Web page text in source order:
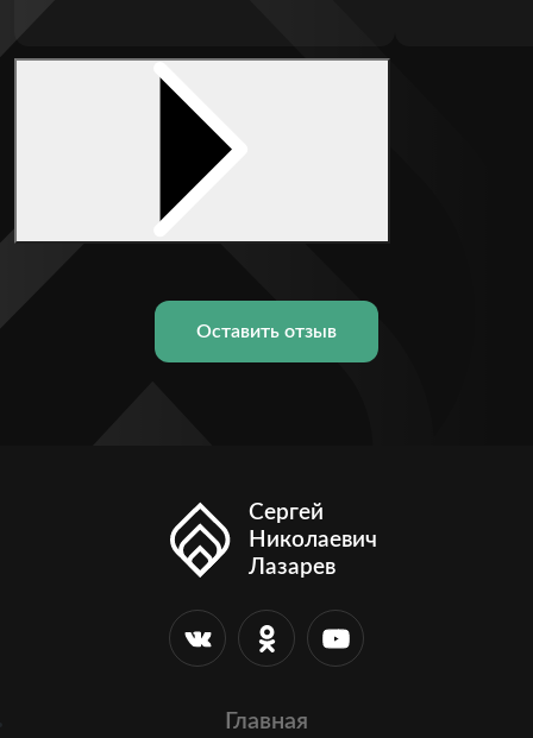
Оставить отзыв
Сергей
Николаевич
Лазарев
Главная